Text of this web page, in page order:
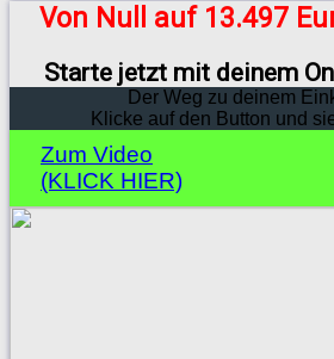
Von Null auf 13.497
Starte jetzt mit deinem
Der Weg zu deinem
Klicke auf den Button und
Zum Video
(KLICK HIER)